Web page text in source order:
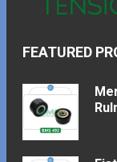
FEATURED